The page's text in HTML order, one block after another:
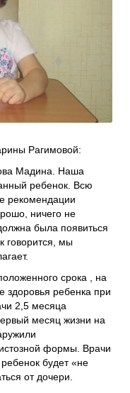
Рагимовой:
Мадина. Наша
ребенок. Всю
рекомендации
ничего не
была появиться
говорится, мы
срока , на
здоровья ребенка при
2,5 месяца
месяц жизни на
формы. Врачи
будет «не
от дочери.